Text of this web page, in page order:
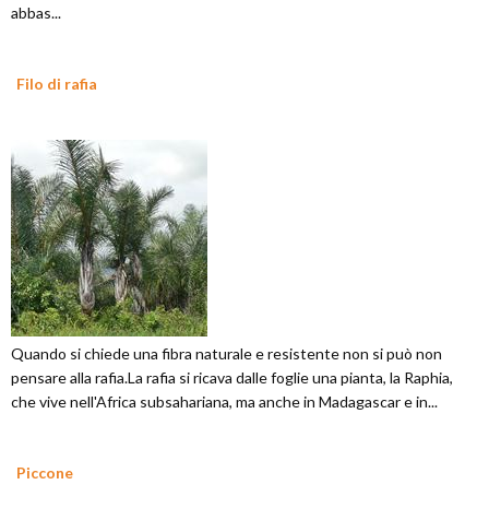
abbas...
Filo di rafia
Quando si chiede una fibra naturale e resistente non si può non
pensare alla rafia.La rafia si ricava dalle foglie una pianta, la Raphia,
che vive nell'Africa subsahariana, ma anche in Madagascar e in...
Piccone